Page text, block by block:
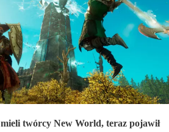
mieli twórcy New World, teraz pojawił